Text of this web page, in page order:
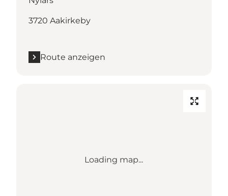
3720 Aakirkeby
Route anzeigen
Loading map...